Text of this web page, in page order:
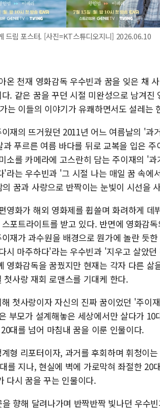
드림 포스터. [사진=KT스튜디오지니] 2026.06.10
온 천재 영화감독 우수빈과 꿈을 잊은 채
. 같은 꿈을 꾸던 시절 미완성으로 남겨진
는 이들의 이야기가 유쾌하면서도 설레는
재의 뜨거웠던 2011년 어느 여름날의 '과
푸르른 여름 바다를 뒤로 교복을 입은 주
소를 카메라에 고스란히 담는 주이재의 '
'라는 우수빈과 '그 시절 나는 매일 꿈 속에
꿈과 사랑으로 반짝이는 눈빛이 시선을
영화가 해외 영화제를 휩쓸며 화려하게 데
포트라이트를 받고 있다. 반면에 영화감
재가 과수원을 배경으로 뭔가에 놀란 듯
시 마주하다'라는 우수빈과 '지우고 살았
영화감독을 꿈꿨지만 현재는 각자 다른 삶
사랑 재회 로맨스를 기대케 한다.
첫사랑이자 자신의 진짜 꿈이었던 '주이
부모가 설계해놓은 세상에서만 살다가 10
대를 넘어 마침내 꿈을 이룬 인물이다.
형 리포터이자, 과거를 후회하며 휘청이
를 지나, 현실에 벽에 가로막혀 좌절한 20
다시 꿈을 꾸는 인물이다.
향해 달려나가며 반짝반짝 빛나던 우수